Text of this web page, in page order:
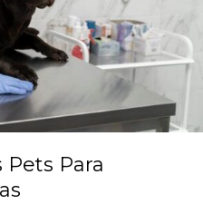
Pets Para